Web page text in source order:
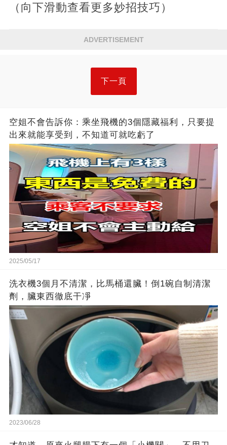
（向下滑動查看更多妙招技巧）
ADVERTISEMENT
下一頁
空姐不會告訴你：乘坐飛機的3個隱藏福利，只要提
出來就能享受到，不知道可就吃虧了
2025/05/17
洗衣機3個月不清潔，比馬桶還臟！倒1碗自制清潔
劑，臟東西徹底干凈
2023/06/28